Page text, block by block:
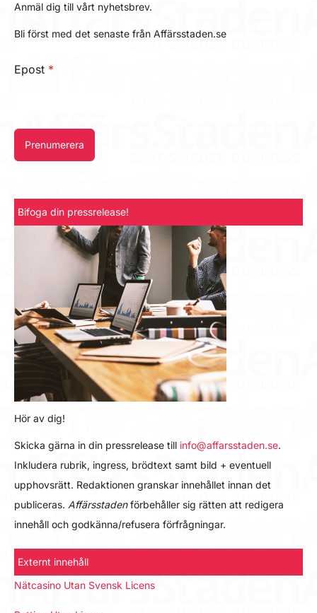
Anmäl dig till vårt nyhetsbrev.
Bli först med det senaste från Affärsstaden.se
Epost *
Prenumerera
Bifoga din pressrelease!
Hör av dig!
Skicka gärna in din pressrelease till info@affarsstaden.se.
Inkludera rubrik, ingress, brödtext samt bild + eventuell
upphovsrätt. Redaktionen granskar innehållet innan det
publiceras. Affärsstadenförbehåller sig rätten att redigera
innehåll och godkänna/refusera förfrågningar.
Externt innehåll
Nätcasino Utan Svensk Licens